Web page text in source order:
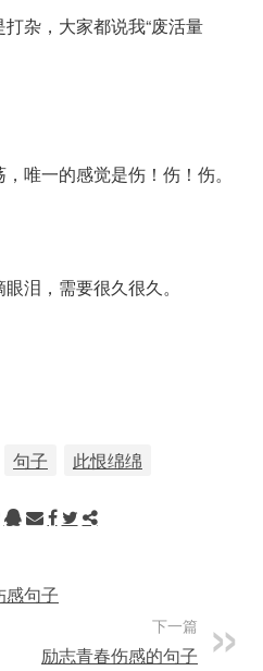
杂，大家都说我“废活量
唯一的感觉是伤！伤！伤。
泪，需要很久很久。
句子 此恨绵绵
感句子
下一篇
励志青春伤感的句子